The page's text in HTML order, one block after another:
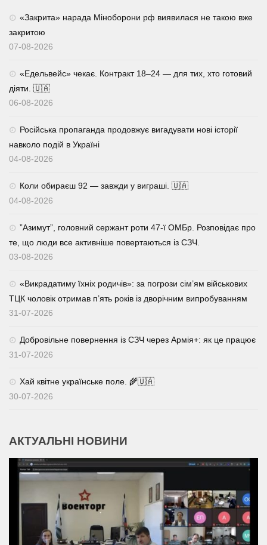
«Закрита» нарада Міноборони рф виявилася не такою вже
закритою
07-08-2026
«Едельвейс» чекає. Контракт 18–24 — для тих, хто готовий
діяти. 🇺🇦
06-08-2026
Російська пропаганда продовжує вигадувати нові історії
навколо подій в Україні
04-08-2026
Коли обираєш 92 — завжди у виграші. 🇺🇦
04-08-2026
⁨”Азимут”, головний сержант роти 47-ї ОМБр. Розповідає про
те, що люди все активніше повертаються із СЗЧ.
03-08-2026
«Викрадатиму їхніх родичів»: за погрози сім’ям військових
ТЦК чоловік отримав п’ять років із дворічним випробуванням
31-07-2026
Добровільне повернення із СЗЧ через Армія+: як це працює
31-07-2026
Хай квітне українське поле. 🌾🇺🇦
30-07-2026
АКТУАЛЬНІ НОВИНИ